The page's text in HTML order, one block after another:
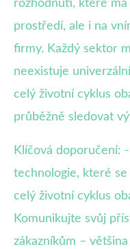
rozhodnutí, které
prostředí, ale i na
firmy. Každý sektor
neexistuje
celý životní cyklus
průběžně sledovat
Klíčová doporučení:
technologie, které
celý životní cyklus
Komunikujte svůj
zákazníkům –